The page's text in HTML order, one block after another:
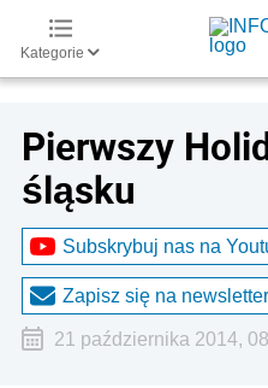
Kategorie
Pierwszy
śląsku
Subskrybuj nas na
Zapisz się na newsletter
21 października 2014,